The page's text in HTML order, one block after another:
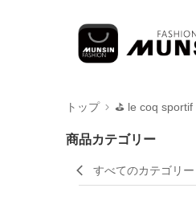
トップ ⛳️ le coq sportif
商品カテゴリー
すべてのカテゴリー